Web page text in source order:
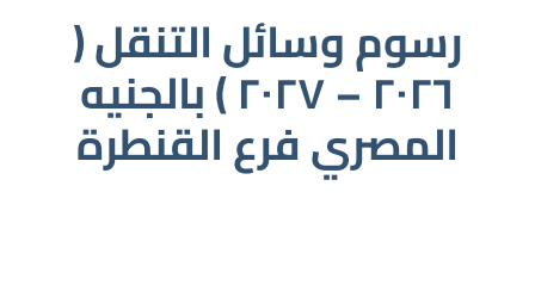
رسوم وسائل التنقل (
٢٠٢٦ – ٢٠٢٧ ) بالجنيه
المصري فرع القنطرة